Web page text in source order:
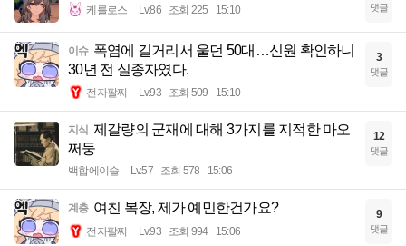
케를로스 Lv.86 조회 225 15:10 댓글
이슈 폭염에 길거리서 울던 50대…신원 확인하니
30년 전 실종자였다.
전자팔찌 Lv.93 조회 509 15:10
3
댓글
지식 제갈량의 군재에 대해 3가지를 지적한 마오
쩌둥
백합에이슬 Lv.57 조회 578 15:06
12
댓글
계층 여친 복장, 제가 예민한건가요?
전자팔찌 Lv.93 조회 994 15:06
9
댓글